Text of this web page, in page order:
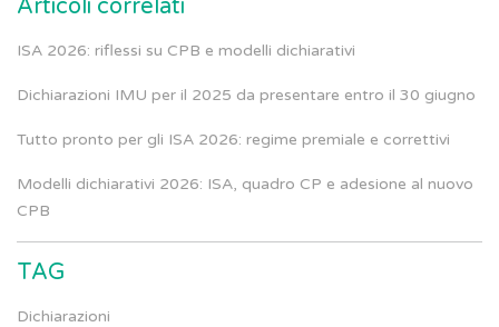
Articoli correlati
ISA 2026: riflessi su CPB e modelli dichiarativi
Dichiarazioni IMU per il 2025 da presentare entro il 30 giugno
Tutto pronto per gli ISA 2026: regime premiale e correttivi
Modelli dichiarativi 2026: ISA, quadro CP e adesione al nuovo
CPB
TAG
Dichiarazioni